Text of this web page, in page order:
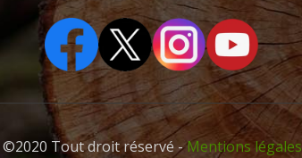
©2020 Tout droit réservé -Mentions légales